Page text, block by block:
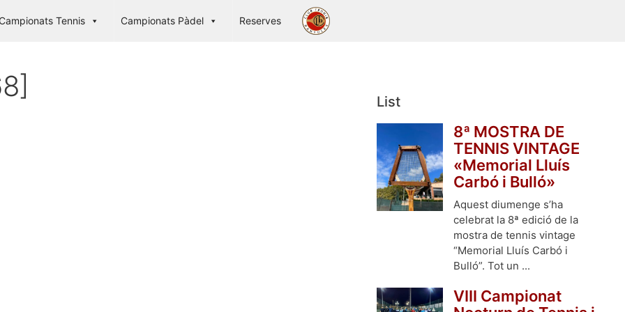
Campionats Tennis Campionats Pàdel Reserves
List
8ª MOSTRA DE
TENNIS VINTAGE
«Memorial Lluís
Carbó i Bulló»
Aquest diumenge s’ha
celebrat la 8ª edició de la
mostra de tennis vintage
“Memorial Lluís Carbó i
Bulló”. Tot un ...
VIII Campionat